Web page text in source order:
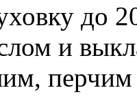
до
и